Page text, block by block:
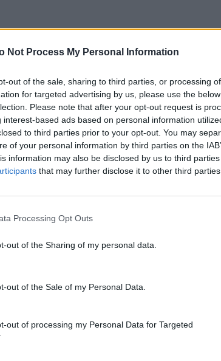
Not Process My Personal Information
out of the sale, sharing to third parties, or processing
for targeted advertising by us, please use the
Please note that after your opt-out request is
interest-based ads based on personal information
to third parties prior to your opt-out. You may
of your personal information by third parties on the
information may also be disclosed by us to third
that may further disclose it to other third parties.
Processing Opt Outs
out of the Sharing of my personal data.
out of the Sale of my Personal Data.
out of processing my Personal Data for Targeted